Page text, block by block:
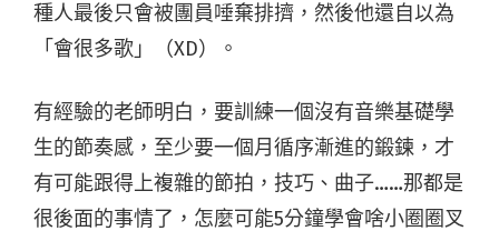
種人最後只會被團員唾棄排擠，然後他還自以為
「會很多歌」（XD）。
有經驗的老師明白，要訓練一個沒有音樂基礎學
生的節奏感，至少要一個月循序漸進的鍛鍊，才
有可能跟得上複雜的節拍，技巧、曲子……那都是
很後面的事情了，怎麼可能5分鐘學會啥小圈圈叉